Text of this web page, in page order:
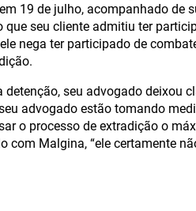
19 de julho, acompanhado de
seu cliente admitiu ter
nega ter participado de
seu advogado deixou
advogado estão tomando
o processo de extradição o
com Malgina, “ele certamente